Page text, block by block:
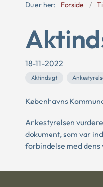
Du er her: Forside
18-11-2022
Aktindsigt
Københavns
Ankestyrelsen
dokument, som var
forbindelse med dens